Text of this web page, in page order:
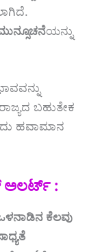
ಯನ್ನು
ಬಹುತೇಕ
ಹವಾಮಾನ
ಅಲರ್ಟ್ :
ಕೆಲವು